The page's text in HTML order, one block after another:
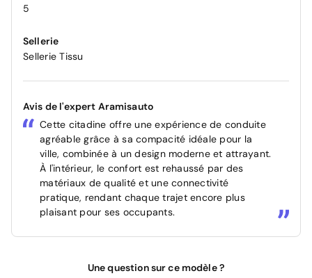
5
Sellerie
Sellerie Tissu
Avis de l'expert Aramisauto
Cette citadine offre une expérience de conduite
agréable grâce à sa compacité idéale pour la
ville, combinée à un design moderne et attrayant.
À l'intérieur, le confort est rehaussé par des
matériaux de qualité et une connectivité
pratique, rendant chaque trajet encore plus
plaisant pour ses occupants.
Une question sur ce modèle ?